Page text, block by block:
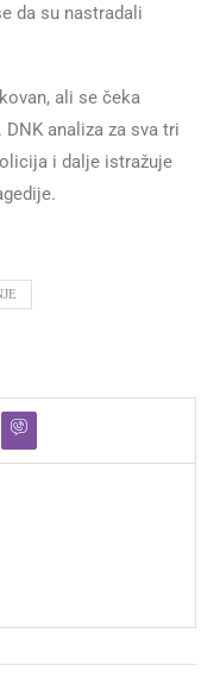
da su nastradali
ali se čeka
analiza za sva tri
i dalje istražuje